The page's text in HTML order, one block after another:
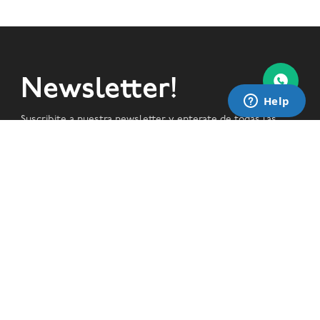
Newsletter!
Suscribite a nuestra newsletter y enterate de todas las